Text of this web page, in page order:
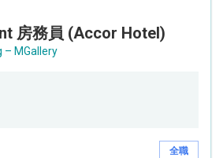
房務員 (Accor Hotel)
– MGallery
全職